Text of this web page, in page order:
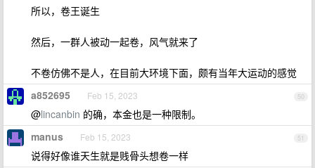
所以，卷王诞生
然后，一群人被动一起卷，风气就来了
不卷仿佛不是人，在目前大环境下面，颇有当年大运动的感觉
50
a852695 Feb 15, 2023
@lincanbin 的确，本金也是一种限制。
51
manus Feb 15, 2023
说得好像谁天生就是贱骨头想卷一样